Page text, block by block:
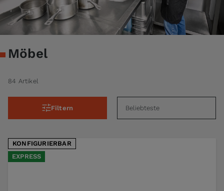
Möbel
84 Artikel
Filtern
KONFIGURIERBAR
EXPRESS